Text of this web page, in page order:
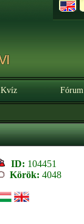
Kvíz Fórum
ID: 104451
Körök: 4048